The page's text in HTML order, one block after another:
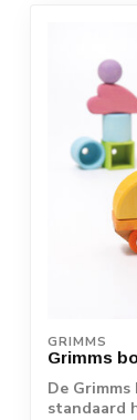
GRIMMS
Grimms
De
standaard